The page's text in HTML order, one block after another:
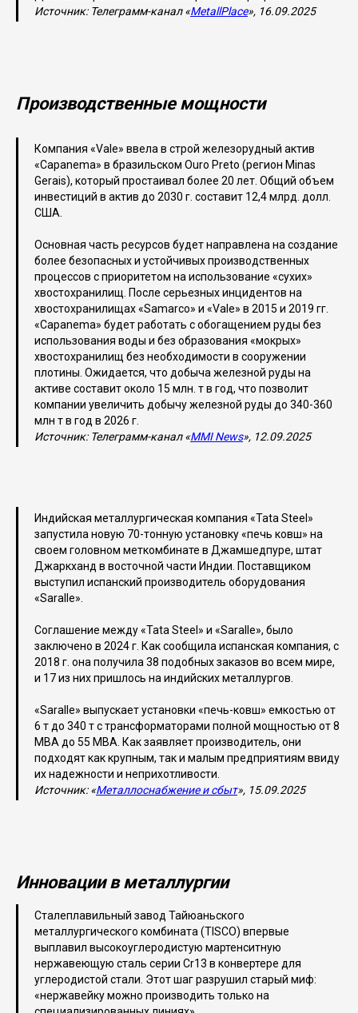
Источник: Телеграмм-канал «MetallPlace», 16.09.2025
Производственные мощности
Компания «Vale» ввела в строй железорудный актив
«Capanema» в бразильском Ouro Preto (регион Minas
Gerais), который простаивал более 20 лет. Общий объем
инвестиций в актив до 2030 г. составит 12,4 млрд. долл.
США.
Основная часть ресурсов будет направлена на создание
более безопасных и устойчивых производственных
процессов с приоритетом на использование «сухих»
хвостохранилищ. После серьезных инцидентов на
хвостохранилищах «Samarco» и «Vale» в 2015 и 2019 гг.
«Capanema» будет работать с обогащением руды без
использования воды и без образования «мокрых»
хвостохранилищ без необходимости в сооружении
плотины. Ожидается, что добыча железной руды на
активе составит около 15 млн. т в год, что позволит
компании увеличить добычу железной руды до 340-360
млн т в год в 2026 г.
Источник: Телеграмм-канал «MMI News», 12.09.2025
Индийская металлургическая компания «Tata Steel»
запустила новую 70-тонную установку «печь ковш» на
своем головном меткомбинате в Джамшедпуре, штат
Джаркханд в восточной части Индии. Поставщиком
выступил испанский производитель оборудования
«Saralle».
Соглашение между «Tata Steel» и «Saralle», было
заключено в 2024 г. Как сообщила испанская компания, с
2018 г. она получила 38 подобных заказов во всем мире,
и 17 из них пришлось на индийских металлургов.
«Saralle» выпускает установки «печь-ковш» емкостью от
6 т до 340 т с трансформаторами полной мощностью от 8
МВА до 55 МВА. Как заявляет производитель, они
подходят как крупным, так и малым предприятиям ввиду
их надежности и неприхотливости.
Источник:«Металлоснабжение и сбыт», 15.09.2025
Инновации в металлургии
Сталеплавильный завод Тайюаньского
металлургического комбината (TISCO) впервые
выплавил высокоуглеродистую мартенситную
нержавеющую сталь серии Cr13 в конвертере для
углеродистой стали. Этот шаг разрушил старый миф:
«нержавейку можно производить только на